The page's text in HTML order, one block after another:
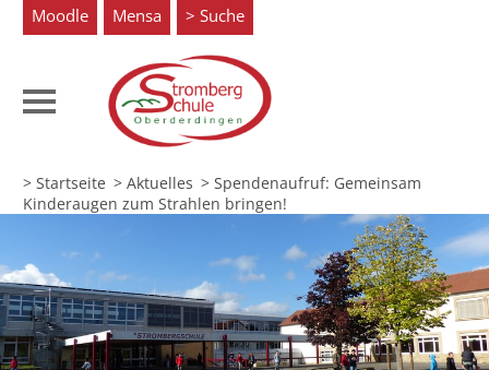
Moodle Mensa Suche
> Startseite > Aktuelles >Spendenaufruf: Gemeinsam
Kinderaugen zum Strahlen bringen!